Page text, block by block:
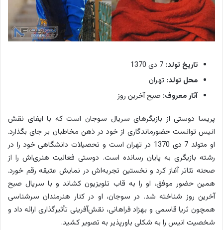
د
و
س
ن
ق
ش
ا
ن
ی
س
تاریخ تولد:
محل تولد: تهران
آثار معروف: صبح آخرین روز
پریسا دوستی از بازیگرهای سریال سوجان است که با ایفای نقش
انیس توانست حضورماندگاری از خود در ذهن مخاطبان بر جای بگذارد.
او متولد 7 دی 1370 در تهران است و تحصیلات دانشگاهی خود را در
رشته بازیگری به پایان رسانده است. دوستی فعالیت هنری‌اش را از
صحنه تئاتر آغاز کرد و نخستین تجربه‌اش در نمایش عتیقه رقم خورد.
همین حضور موفق، او را به قاب تلویزیون کشاند و با سریال صبح
آخرین روز شناخته شد. در سوجان، او در کنار هنرمندان سرشناسی
همچون ثریا قاسمی و بهزاد فراهانی، نقش‌آفرینی تأثیرگذاری ارائه داد و
شخصیت انیس را به شکلی باورپذیر به تصویر کشید.